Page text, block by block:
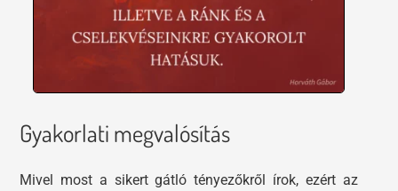
Gyakorlati megvalósítás
Mivel most a sikert gátló tényezőkről írok, ezért az